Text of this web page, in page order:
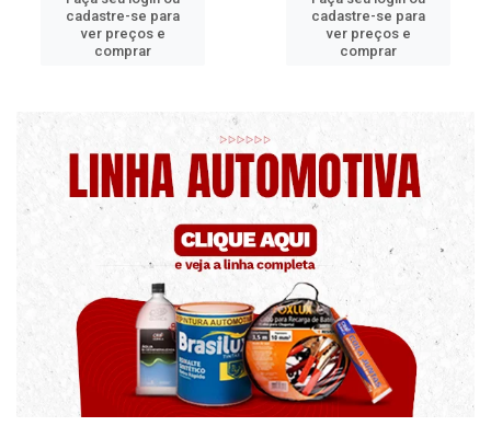
cadastre-se para
ver preços e
comprar
cadastre-se para
ver preços e
comprar